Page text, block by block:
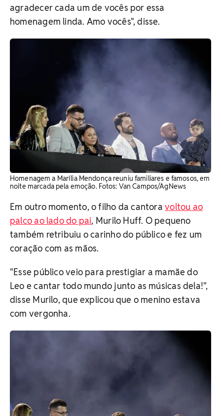
agradecer cada um de vocês por essa
homenagem linda. Amo vocês", disse.
Homenagem a Marília Mendonça reuniu familiares e famosos, em
noite marcada pela emoção. Fotos: Van Campos/AgNews
Em outro momento, o filho da cantoravoltou ao
palco ao lado do pai, Murilo Huff. O pequeno
também retribuiu o carinho do público e fez um
coração com as mãos.
"Esse público veio para prestigiar a mamãe do
Leo e cantar todo mundo junto as músicas dela!",
disse Murilo, que explicou que o menino estava
com vergonha.